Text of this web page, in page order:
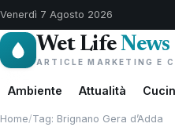
Venerdì 7 Agosto 2026
Wet LifeNews
ARTICLE MARKETING E
Ambiente Attualità
Home/Tag: Brignano Gera d’Adda